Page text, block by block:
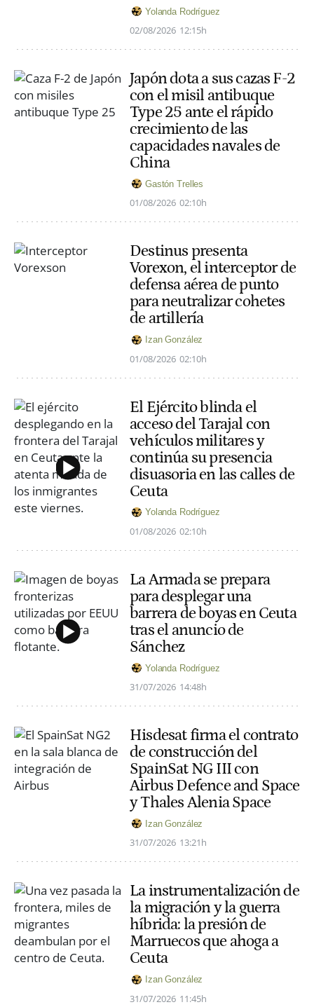
Yolanda Rodríguez
02/08/2026 12:15h
Japón dota a sus cazas F-2
con el misil antibuque
Type 25 ante el rápido
crecimiento de las
capacidades navales de
China
Gastón Trelles
01/08/2026 02:10h
Destinus presenta
Vorexon, el interceptor de
defensa aérea de punto
para neutralizar cohetes
de artillería
Izan González
01/08/2026 02:10h
El Ejército blinda el
acceso del Tarajal con
vehículos militares y
continúa su presencia
disuasoria en las calles de
Ceuta
Yolanda Rodríguez
01/08/2026 02:10h
La Armada se prepara
para desplegar una
barrera de boyas en Ceuta
tras el anuncio de
Sánchez
Yolanda Rodríguez
31/07/2026 14:48h
Hisdesat firma el contrato
de construcción del
SpainSat NG III con
Airbus Defence and Space
y Thales Alenia Space
Izan González
31/07/2026 13:21h
La instrumentalización de
la migración y la guerra
híbrida: la presión de
Marruecos que ahoga a
Ceuta
Izan González
31/07/2026 11:45h